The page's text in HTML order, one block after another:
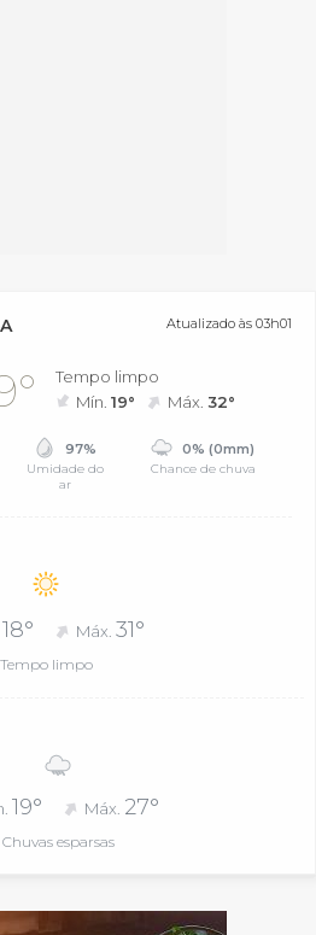
Atualizado às 03h01
Tempo limpo
Mín.19° Máx.32°
97%
Umidade do
ar
0% (0mm)
Chance de chuva
18° Máx. 31°
Tempo limpo
19° Máx. 27°
Chuvas esparsas